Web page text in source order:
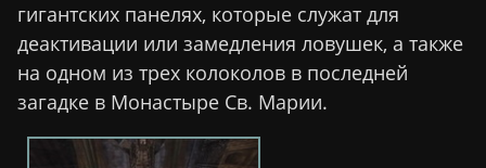
гигантских панелях, которые служат для
деактивации или замедления ловушек, а также
на одном из трех колоколов в последней
загадке в Монастыре Св. Марии.